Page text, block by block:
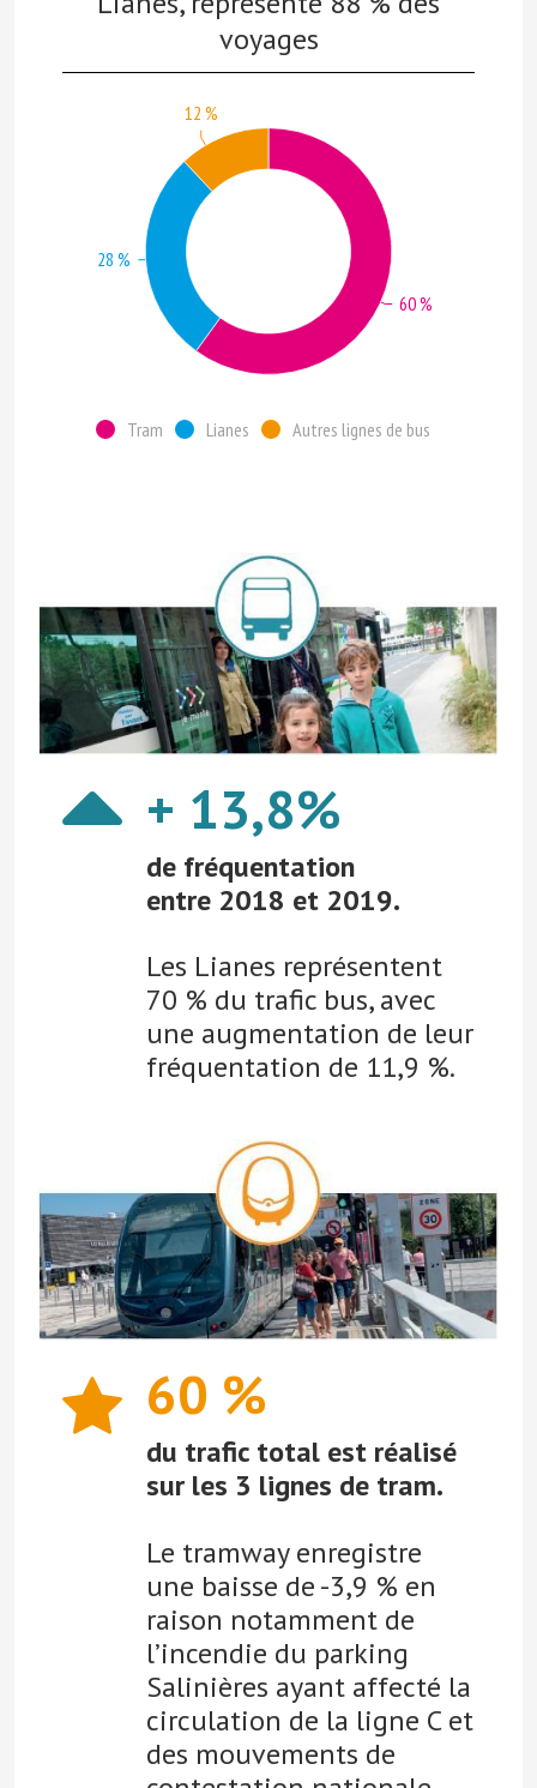
voyages
Tram Lianes Autres lignes de bus
60 %
28 %
12 %
+ 13,8%
de fréquentation
entre 2018 et 2019.
Les Lianes représentent
70 % du trafic bus, avec
une augmentation de leur
fréquentation de 11,9 %.
60 %
du trafic total est réalisé
sur les 3 lignes de tram.
Le tramway enregistre
une baisse de -3,9 % en
raison notamment de
l’incendie du parking
Salinières ayant affecté la
circulation de la ligne C et
des mouvements de